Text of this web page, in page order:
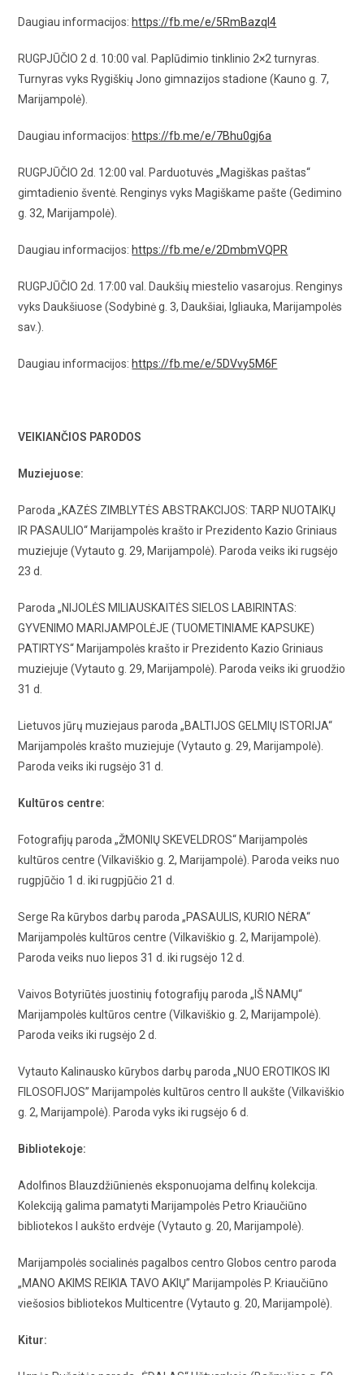
Daugiau informacijos: https://fb.me/e/5RmBazql4
RUGPJŪČIO 2 d. 10:00 val. Paplūdimio tinklinio 2×2 turnyras.
Turnyras vyks Rygiškių Jono gimnazijos stadione (Kauno g. 7,
Marijampolė).
Daugiau informacijos: https://fb.me/e/7Bhu0gj6a
RUGPJŪČIO 2d. 12:00 val. Parduotuvės „Magiškas paštas“
gimtadienio šventė. Renginys vyks Magiškame pašte (Gedimino
g. 32, Marijampolė).
Daugiau informacijos: https://fb.me/e/2DmbmVQPR
RUGPJŪČIO 2d. 17:00 val. Daukšių miestelio vasarojus. Renginys
vyks Daukšiuose (Sodybinė g. 3, Daukšiai, Igliauka, Marijampolės
sav.).
Daugiau informacijos: https://fb.me/e/5DVvy5M6F
VEIKIANČIOS PARODOS
Muziejuose:
Paroda „KAZĖS ZIMBLYTĖS ABSTRAKCIJOS: TARP NUOTAIKŲ
IR PASAULIO“ Marijampolės krašto ir Prezidento Kazio Griniaus
muziejuje (Vytauto g. 29, Marijampolė). Paroda veiks iki rugsėjo
23 d.
Paroda „NIJOLĖS MILIAUSKAITĖS SIELOS LABIRINTAS:
GYVENIMO MARIJAMPOLĖJE (TUOMETINIAME KAPSUKE)
PATIRTYS“ Marijampolės krašto ir Prezidento Kazio Griniaus
muziejuje (Vytauto g. 29, Marijampolė). Paroda veiks iki gruodžio
31 d.
Lietuvos jūrų muziejaus paroda „BALTIJOS GELMIŲ ISTORIJA“
Marijampolės krašto muziejuje (Vytauto g. 29, Marijampolė).
Paroda veiks iki rugsėjo 31 d.
Kultūros centre:
Fotografijų paroda „ŽMONIŲ SKEVELDROS“ Marijampolės
kultūros centre (Vilkaviškio g. 2, Marijampolė). Paroda veiks nuo
rugpjūčio 1 d. iki rugpjūčio 21 d.
Serge Ra kūrybos darbų paroda „PASAULIS, KURIO NĖRA“
Marijampolės kultūros centre (Vilkaviškio g. 2, Marijampolė).
Paroda veiks nuo liepos 31 d. iki rugsėjo 12 d.
Vaivos Botyriūtės juostinių fotografijų paroda „IŠ NAMŲ“
Marijampolės kultūros centre (Vilkaviškio g. 2, Marijampolė).
Paroda veiks iki rugsėjo 2 d.
Vytauto Kalinausko kūrybos darbų paroda „NUO EROTIKOS IKI
FILOSOFIJOS” Marijampolės kultūros centro II aukšte (Vilkaviškio
g. 2, Marijampolė). Paroda vyks iki rugsėjo 6 d.
Bibliotekoje:
Adolfinos Blauzdžiūnienės eksponuojama delfinų kolekcija.
Kolekciją galima pamatyti Marijampolės Petro Kriaučiūno
bibliotekos I aukšto erdvėje (Vytauto g. 20, Marijampolė).
Marijampolės socialinės pagalbos centro Globos centro paroda
„MANO AKIMS REIKIA TAVO AKIŲ” Marijampolės P. Kriaučiūno
viešosios bibliotekos Multicentre (Vytauto g. 20, Marijampolė).
Kitur: